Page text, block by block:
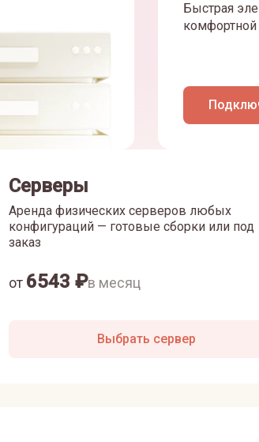
Быстрая
комфортной
Серверы
Аренда физических серверов любых
конфигураций — готовые сборки или под
заказ
от 6543 ₽в месяц
Выбрать сервер